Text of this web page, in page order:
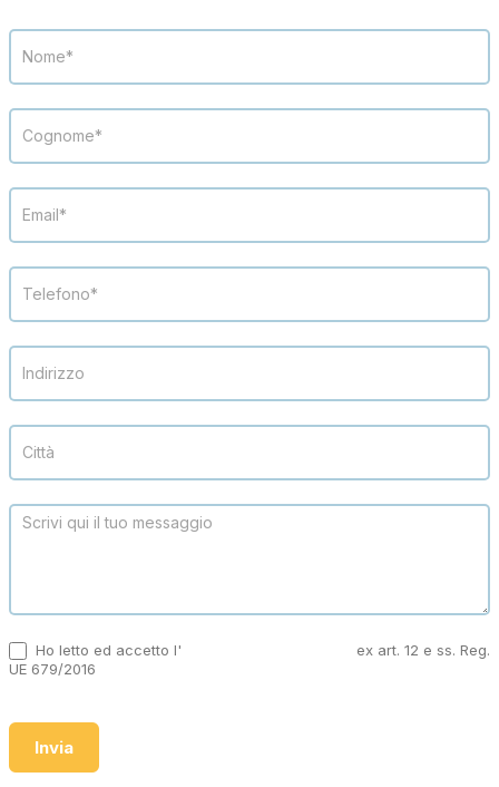
richiesta
info
Ho letto ed accetto l'
ex art. 12 e ss. Reg.
UE 679/2016
Invia